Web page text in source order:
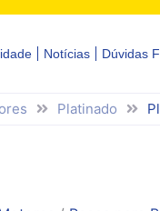
Notícias Dúvidas
Platinado